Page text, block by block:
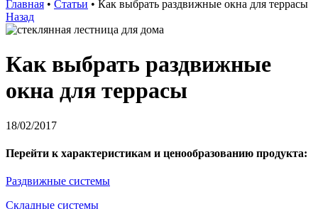
Главная • Статьи • Как выбрать раздвижные окна для террасы
Назад
Как выбрать раздвижные
окна для террасы
18/02/2017
Перейти к характеристикам и ценообразованию продукта:
Раздвижные системы
Складные системы